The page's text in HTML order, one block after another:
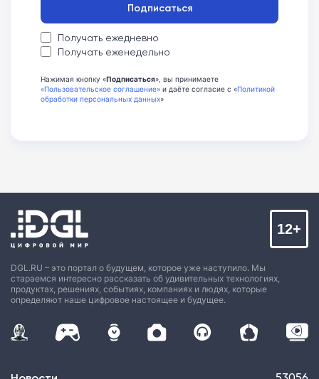
Получать ежедневно
Получать еженедельно
Подписаться
Нажимая кнопку «Подписаться», вы принимаете
«Пользовательское соглашение» и даёте согласие с «Политикой
обработки персональных данных»
DGL.RU – это портал о будущем, которое уже наступило. Мы
стараемся интересно рассказать об удивительных технологиях,
продуктах, решениях, событиях, компаниях и людях, которые
определяют наше цифровое настоящее и будущее.
12+